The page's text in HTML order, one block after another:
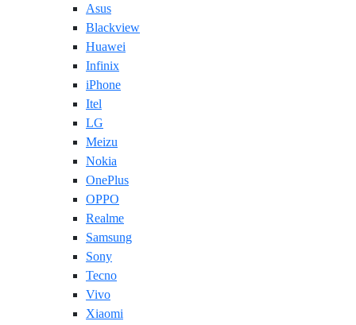
Asus
Blackview
Huawei
Infinix
iPhone
Itel
LG
Meizu
Nokia
OnePlus
OPPO
Realme
Samsung
Sony
Tecno
Vivo
Xiaomi